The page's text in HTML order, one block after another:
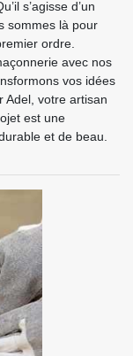
s’agisse d’un
sommes là pour
ordre.
avec nos
vos idées
Adel, votre artisan
est une
et de beau.